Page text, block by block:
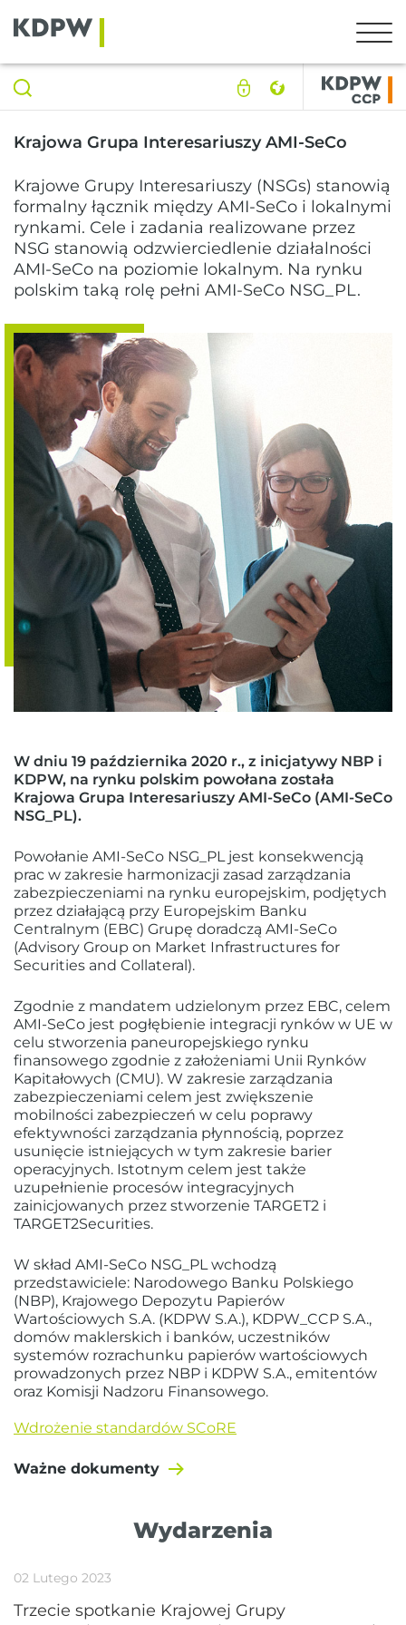
Krajowa Grupa Interesariuszy AMI-SeCo
Krajowe Grupy Interesariuszy (NSGs) stanowią
formalny łącznik między AMI-SeCo i lokalnymi
rynkami. Cele i zadania realizowane przez
NSG stanowią odzwierciedlenie działalności
AMI-SeCo na poziomie lokalnym. Na rynku
polskim taką rolę pełni AMI-SeCo NSG_PL.
W dniu 19 października 2020 r., z inicjatywy NBP i
KDPW, na rynku polskim powołana została
Krajowa Grupa Interesariuszy AMI-SeCo (AMI-SeCo
NSG_PL).
Powołanie AMI-SeCo NSG_PL jest konsekwencją
prac w zakresie harmonizacji zasad zarządzania
zabezpieczeniami na rynku europejskim, podjętych
przez działającą przy Europejskim Banku
Centralnym (EBC) Grupę doradczą AMI-SeCo
(Advisory Group on Market Infrastructures for
Securities and Collateral).
Zgodnie z mandatem udzielonym przez EBC, celem
AMI-SeCo jest pogłębienie integracji rynków w UE w
celu stworzenia paneuropejskiego rynku
finansowego zgodnie z założeniami Unii Rynków
Kapitałowych (CMU). W zakresie zarządzania
zabezpieczeniami celem jest zwiększenie
mobilności zabezpieczeń w celu poprawy
efektywności zarządzania płynnością, poprzez
usunięcie istniejących w tym zakresie barier
operacyjnych. Istotnym celem jest także
uzupełnienie procesów integracyjnych
zainicjowanych przez stworzenie TARGET2 i
TARGET2Securities.
W skład AMI-SeCo NSG_PL wchodzą
przedstawiciele: Narodowego Banku Polskiego
(NBP), Krajowego Depozytu Papierów
Wartościowych S.A. (KDPW S.A.), KDPW_CCP S.A.,
domów maklerskich i banków, uczestników
systemów rozrachunku papierów wartościowych
prowadzonych przez NBP i KDPW S.A., emitentów
oraz Komisji Nadzoru Finansowego.
Wdrożenie standardów SCoRE
Ważne dokumenty
Wydarzenia
02 Lutego 2023
Trzecie spotkanie Krajowej Grupy